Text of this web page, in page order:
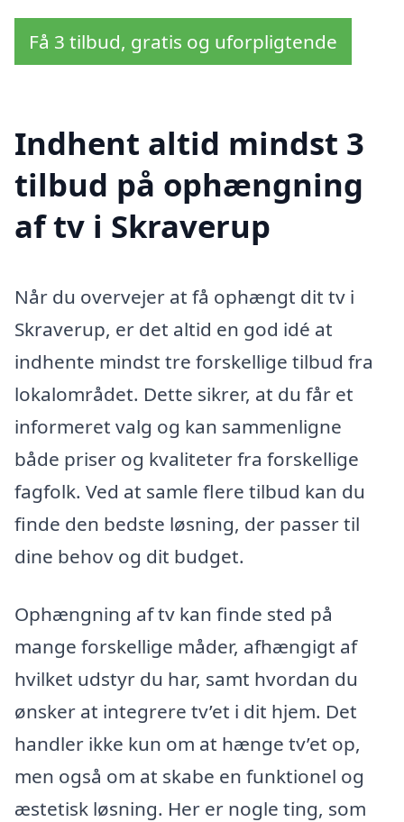
Få 3 tilbud, gratis og uforpligtende
Indhent altid mindst 3
tilbud på ophængning
af tv i Skraverup
Når du overvejer at få ophængt dit tv i
Skraverup, er det altid en god idé at
indhente mindst tre forskellige tilbud fra
lokalområdet. Dette sikrer, at du får et
informeret valg og kan sammenligne
både priser og kvaliteter fra forskellige
fagfolk. Ved at samle flere tilbud kan du
finde den bedste løsning, der passer til
dine behov og dit budget.
Ophængning af tv kan finde sted på
mange forskellige måder, afhængigt af
hvilket udstyr du har, samt hvordan du
ønsker at integrere tv’et i dit hjem. Det
handler ikke kun om at hænge tv’et op,
men også om at skabe en funktionel og
æstetisk løsning. Her er nogle ting, som